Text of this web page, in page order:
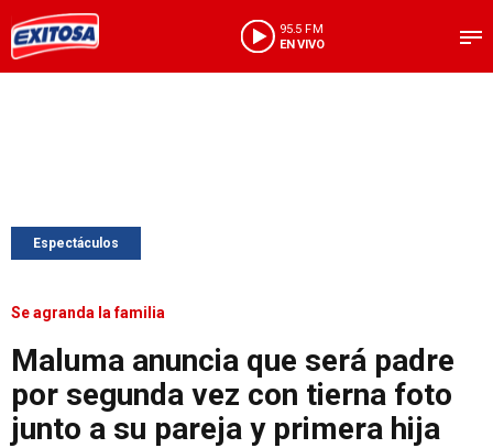
95.5 FM
EN VIVO
Espectáculos
Se agranda la familia
Maluma anuncia que será padre
por segunda vez con tierna foto
junto a su pareja y primera hija